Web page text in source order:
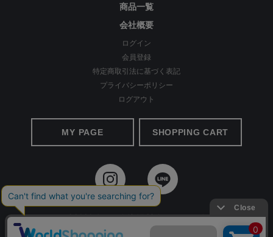
・生地の特性上、洗濯後多少縮むことがあります。
・洗濯には漂白剤や蛍光増白剤入り洗剤のご使用はお避けください。
・長時間濡れたままにせず、洗濯後は形を整えて陰干しをしてくださ
・繊維の表面が着用中にこすられたり、もまれたりすると毛羽の小さ
なもつれが絡み合い、次第に大きくなって毛玉（ピリング）ができま
す。これは、素材の特性上避けられない現象で、その発生を完全に防
止することはできません。ピリングがができましたら、引っ張って取
商品一覧
会社概要
ログイン
会員登録
特定商取引法に基づく表記
プライバシーポリシー
ログアウト
MY PAGE SHOPPING CART
©2020 Apparel Ai All Rights reserved.